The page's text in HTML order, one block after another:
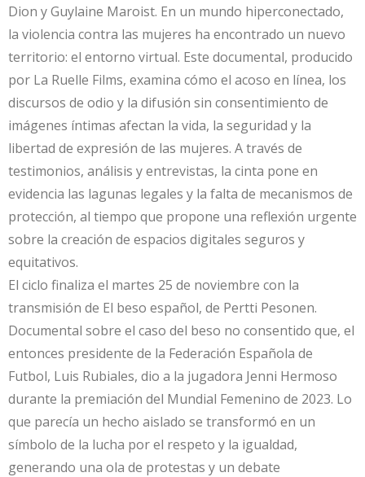
Dion y Guylaine Maroist. En un mundo hiperconectado,
la violencia contra las mujeres ha encontrado un nuevo
territorio: el entorno virtual. Este documental, producido
por La Ruelle Films, examina cómo el acoso en línea, los
discursos de odio y la difusión sin consentimiento de
imágenes íntimas afectan la vida, la seguridad y la
libertad de expresión de las mujeres. A través de
testimonios, análisis y entrevistas, la cinta pone en
evidencia las lagunas legales y la falta de mecanismos de
protección, al tiempo que propone una reflexión urgente
sobre la creación de espacios digitales seguros y
equitativos.
El ciclo finaliza el martes 25 de noviembre con la
transmisión de El beso español, de Pertti Pesonen.
Documental sobre el caso del beso no consentido que, el
entonces presidente de la Federación Española de
Futbol, Luis Rubiales, dio a la jugadora Jenni Hermoso
durante la premiación del Mundial Femenino de 2023. Lo
que parecía un hecho aislado se transformó en un
símbolo de la lucha por el respeto y la igualdad,
generando una ola de protestas y un debate